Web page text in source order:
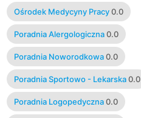
Ośrodek Medycyny Pracy 0.0
Poradnia Alergologiczna 0.0
Poradnia Noworodkowa 0.0
Poradnia Sportowo - Lekarska 0.0
Poradnia Logopedyczna 0.0